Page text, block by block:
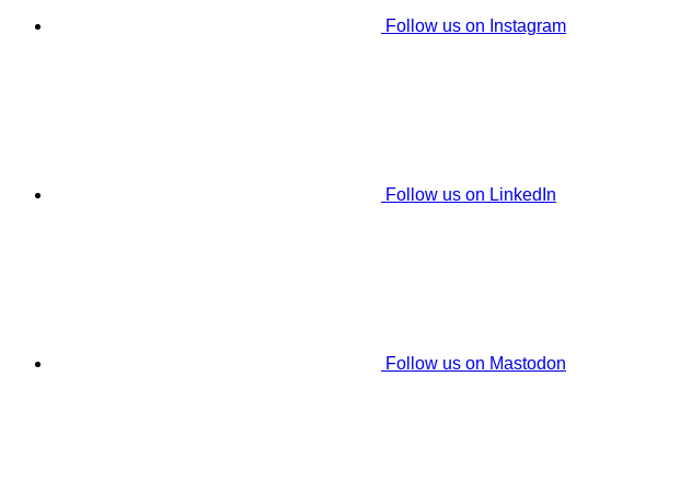
Follow us on Instagram
Follow us on LinkedIn
Follow us on Mastodon